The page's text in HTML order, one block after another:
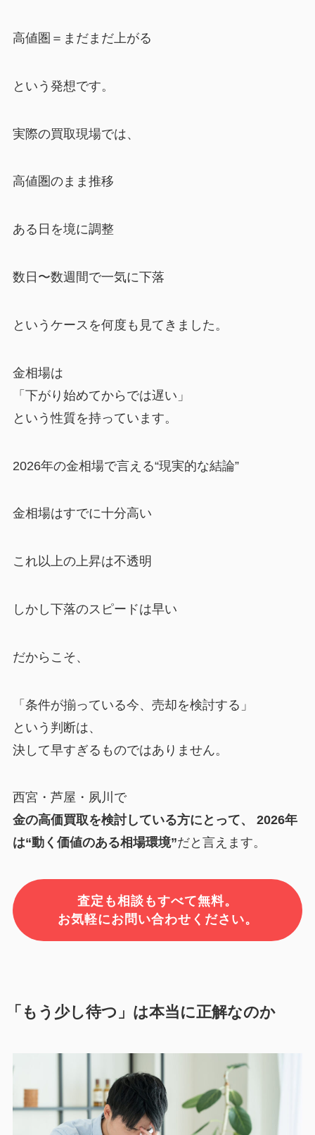
高値圏＝まだまだ上がる
という発想です。
実際の買取現場では、
高値圏のまま推移
ある日を境に調整
数日〜数週間で一気に下落
というケースを何度も見てきました。
金相場は
「下がり始めてからでは遅い」
という性質を持っています。
2026年の金相場で言える“現実的な結論”
金相場はすでに十分高い
これ以上の上昇は不透明
しかし下落のスピードは早い
だからこそ、
「条件が揃っている今、売却を検討する」
という判断は、
決して早すぎるものではありません。
西宮・芦屋・夙川で
金の高価買取を検討している方にとって、 2026年
は“動く価値のある相場環境”だと言えます。
査定も相談もすべて無料。
お気軽にお問い合わせください。
「もう少し待つ」は本当に正解なのか